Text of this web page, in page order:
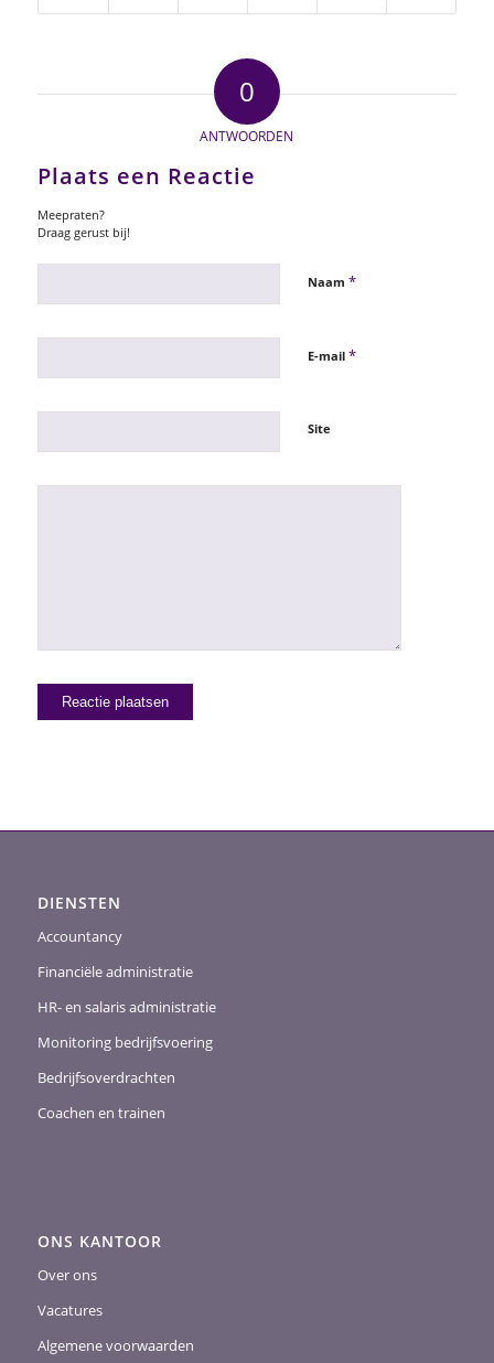
0
ANTWOORDEN
Plaats een Reactie
Meepraten?
Draag gerust bij!
Naam *
E-mail *
Site
DIENSTEN
Accountancy
Financiële administratie
HR- en salaris administratie
Monitoring bedrijfsvoering
Bedrijfsoverdrachten
Coachen en trainen
ONS KANTOOR
Over ons
Vacatures
Algemene voorwaarden